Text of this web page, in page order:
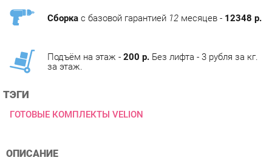
ТЭГИ
современного дизайна, премиального качества и